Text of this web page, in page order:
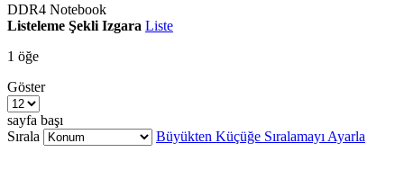
DDR4 Notebook
Listeleme Şekli Izgara Liste
1 öğe
Göster
sayfa başı
Sırala
Büyükten Küçüğe Sıralamayı Ayarla